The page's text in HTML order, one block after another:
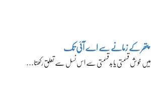
پتھر کے زمانے سے اے آئی تک
میں خوش قسمتی یا بدقسمتی سے اس نسل سے تعلق رکھتا…